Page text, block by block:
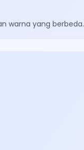
warna yang berbeda.